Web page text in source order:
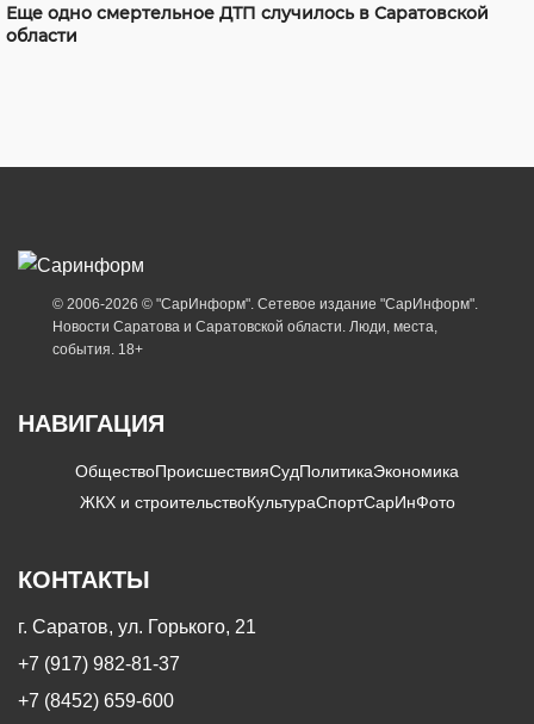
Еще одно смертельное ДТП случилось в Саратовской
области
© 2006-2026 © "СарИнформ". Сетевое издание "СарИнформ".
Новости Саратова и Саратовской области. Люди, места,
события. 18+
НАВИГАЦИЯ
ОбществоПроисшествияСудПолитикаЭкономика
ЖКХ и строительствоКультураСпортСарИнФото
КОНТАКТЫ
г. Саратов, ул. Горького, 21
+7 (917) 982-81-37
+7 (8452) 659-600